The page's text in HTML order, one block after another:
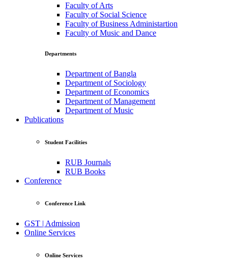
Faculty of Arts
Faculty of Social Science
Faculty of Business Administartion
Faculty of Music and Dance
Departments
Department of Bangla
Department of Sociology
Department of Economics
Department of Management
Department of Music
Publications
Student Facilities
RUB Journals
RUB Books
Conference
Conference Link
GST | Admission
Online Services
Online Services